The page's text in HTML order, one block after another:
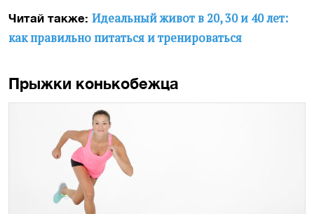
Читай также: Идеальный живот в 20, 30 и 40 лет:
как правильно питаться и тренироваться
Прыжки конькобежца